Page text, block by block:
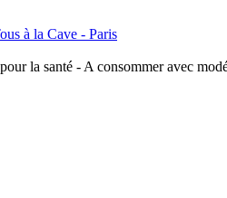
à la Cave - Paris
la santé - A consommer avec